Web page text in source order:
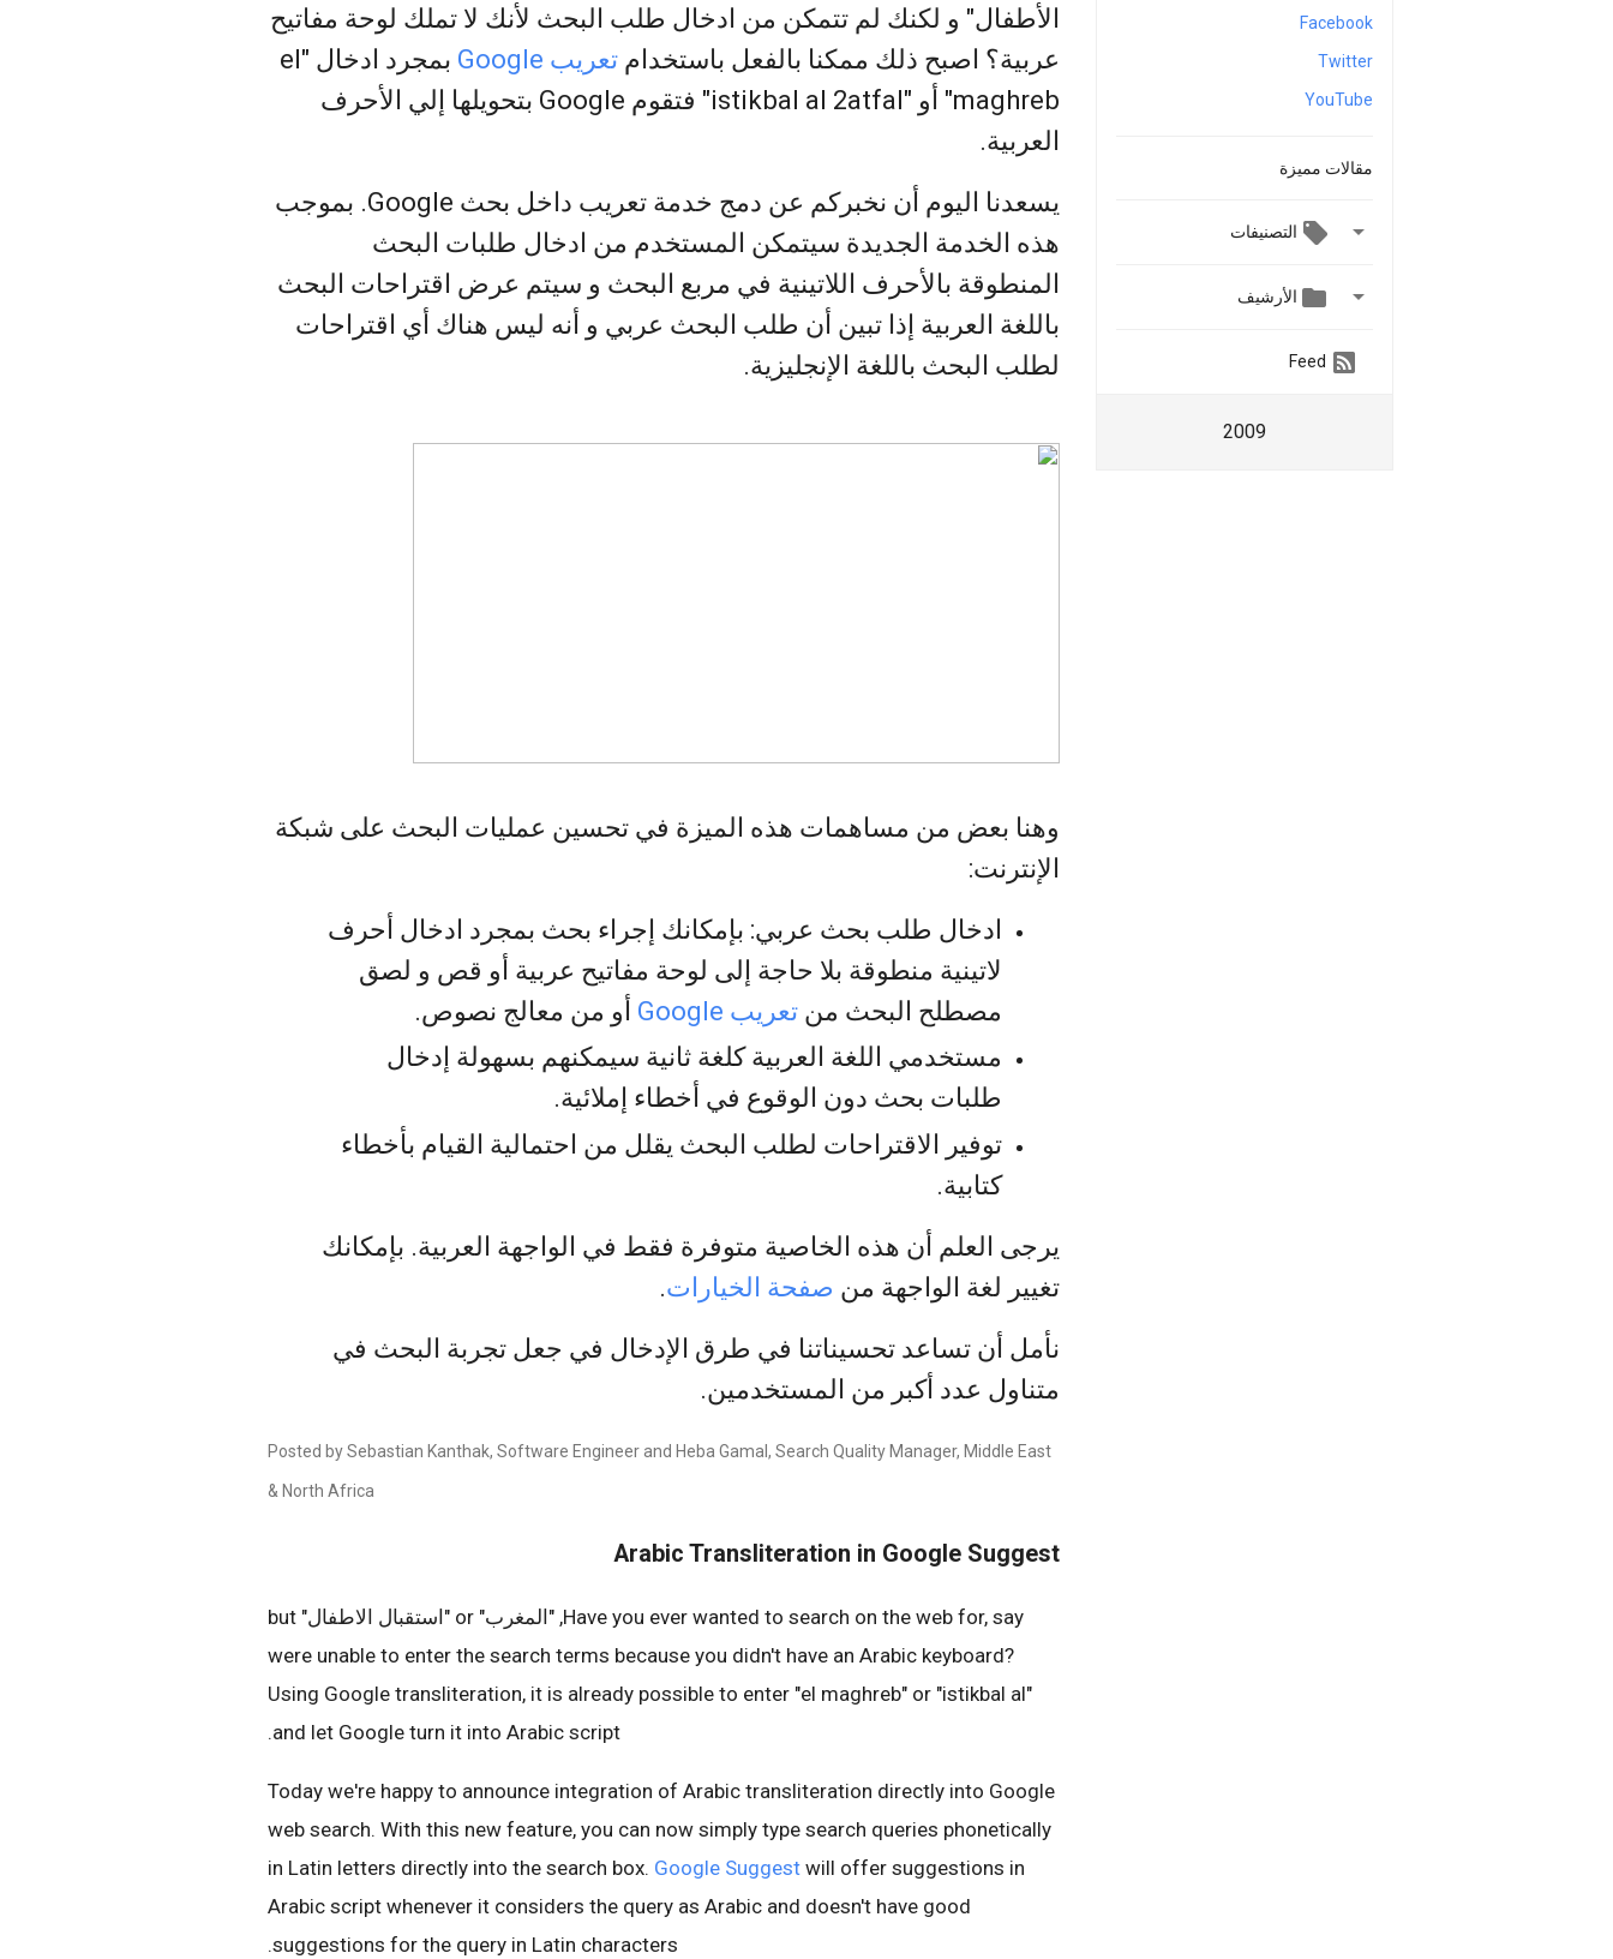
الأطفال" و لكنك لم تتمكن من ادخال طلب البحث لأنك لا تملك لوحة مفاتيح
عربية؟ اصبح ذلك ممكنا بالفعل باستخدام تعريب Google
بمجرد ادخال "el
maghreb" أو "istikbal al 2atfal" فتقوم Google بتحويلها إلي الأحرف
العربية.
يسعدنا اليوم أن نخبركم عن دمج خدمة تعريب داخل بحث Google. بموجب
هذه الخدمة الجديدة سيتمكن المستخدم من ادخال طلبات البحث
المنطوقة بالأحرف اللاتينية في مربع البحث و سيتم عرض اقتراحات البحث
باللغة العربية إذا تبين أن طلب البحث عربي و أنه ليس هناك أي اقتراحات
لطلب البحث باللغة الإنجليزية.
وهنا بعض من مساهمات هذه الميزة في تحسين عمليات البحث على شبكة
الإنترنت:
ادخال طلب بحث عربي: بإمكانك إجراء بحث بمجرد ادخال أحرف
لاتينية منطوقة بلا حاجة إلى لوحة مفاتيح عربية أو قص و لصق
مصطلح البحث من تعريب Google
أو من معالج نصوص.
مستخدمي اللغة العربية كلغة ثانية سيمكنهم بسهولة إدخال
طلبات بحث دون الوقوع في أخطاء إملائية.
توفير الاقتراحات لطلب البحث يقلل من احتمالية القيام بأخطاء
كتابية.
يرجى العلم أن هذه الخاصية متوفرة فقط في الواجهة العربية. بإمكانك
تغيير لغة الواجهة من صفحة الخيارات.
نأمل أن تساعد تحسيناتنا في طرق الإدخال في جعل تجربة البحث في
متناول عدد أكبر من المستخدمين.
Posted by Sebastian Kanthak, Software Engineer and Heba Gamal, Search Quality Manager, Middle East
& North Africa
Arabic Transliteration in Google Suggest
Have you ever wanted to search on the web for, say, "المغرب" or "استقبال الاطفال" but
were unable to enter the search terms because you didn't have an Arabic keyboard?
Using Google transliteration, it is already possible to enter "el maghreb" or "istikbal al"
and let Google turn it into Arabic script.
Today we're happy to announce integration of Arabic transliteration directly into Google
web search. With this new feature, you can now simply type search queries phonetically
in Latin letters directly into the search box. Google Suggest will offer suggestions in
Arabic script whenever it considers the query as Arabic and doesn't have good
suggestions for the query in Latin characters.
Facebook
Twitter
YouTube
مقالات مميزة
التصنيفات 
 الأرشيف 
Feed
2009